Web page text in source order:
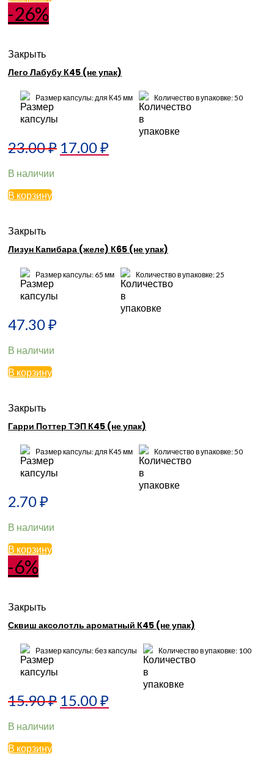
-26%
Закрыть
Лего Лабубу К45 (не упак)
Размер капсулы: для К45 мм Количество в упаковке: 50
23.00₽ 17.00₽
В наличии
В корзину
Закрыть
Лизун Капибара (желе) К65 (не упак)
Размер капсулы: 65 мм Количество в упаковке: 25
47.30₽
В наличии
В корзину
Закрыть
Гарри Поттер ТЭП К45 (не упак)
Размер капсулы: для К45 мм Количество в упаковке: 50
2.70₽
В наличии
В корзину
-6%
Закрыть
Сквиш аксолотль ароматный К45 (не упак)
Размер капсулы: без капсулы Количество в упаковке: 100
15.90₽ 15.00₽
В наличии
В корзину